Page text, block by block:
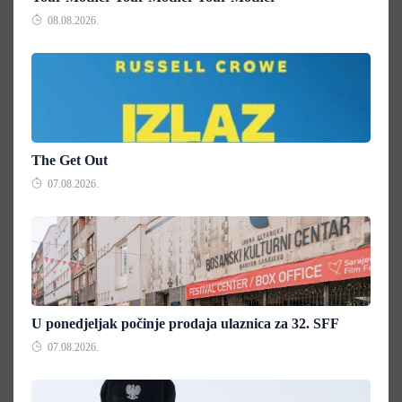
08.08.2026.
The Get Out
07.08.2026.
U ponedjeljak počinje prodaja ulaznica za 32. SFF
07.08.2026.